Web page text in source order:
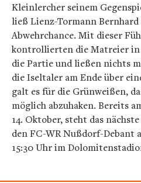
Kleinlercher seinem
ließ Lienz-Tormann
Abwehrchance. Mit dieser
kontrollierten die Matreier
die Partie und ließen nichts
die Iseltaler am Ende über
galt es für die Grünweißen,
möglich abzuhaken. Bereits
14. Oktober, steht das
den FC-WR Nußdorf-Debant
15:30 Uhr im